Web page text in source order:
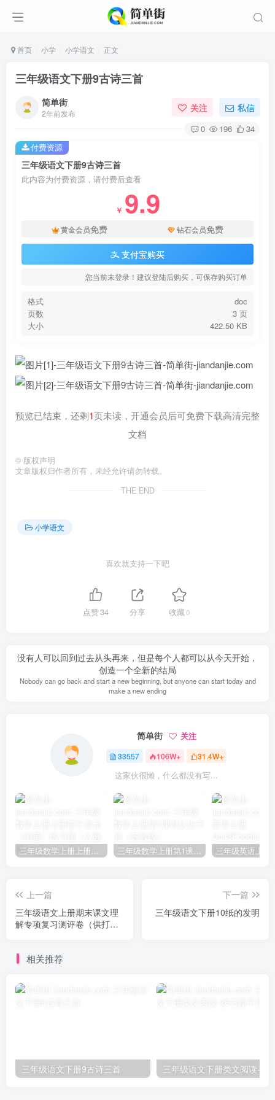
首页 小学 小学语文 正文
三年级语文下册9古诗三首
简单街
2年前发布 关注 私信
0 196 34
三年级语文下册9古诗三首
此内容为付费资源，请付费后查看
￥ 9.9
黄金会员免费 钻石会员免费
支付宝购买
您当前未登录！建议登陆后购买，可保存购买订单
格式
doc
页数
3 页
大小
422.50 KB
付费资源
预览已结束，还剩1页未读，开通会员后可免费下载高清完整
文档
© 版权声明
文章版权归作者所有，未经允许请勿转载。
THE END
小学语文
喜欢就支持一下吧
点赞34 分享 收藏0
没有人可以回到过去从头再来，但是每个人都可以从今天开始，
创造一个全新的结局
Nobody can go back and start a new beginning, but anyone can start today and
make a new ending
简单街 关注
33557 106W+ 31.4W+
这家伙很懒，什么都没有写...
上一篇
三年级语文上册期末课文理
解专项复习测评卷（供打印3
下一篇
三年级语文下册10纸的发明
相关推荐
三年级语文下册9古诗三首